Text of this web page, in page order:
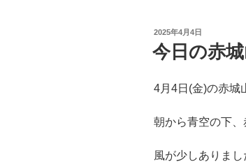
投
稿
日:
2025年4月4日
今日の赤
4月4日(金)の赤城
朝から青空の下、
風が少しありま